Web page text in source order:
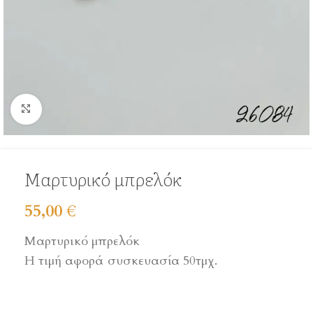
Click to enlarge
Mαρτυρικό μπρελόκ
55,00€
Mαρτυρικό μπρελόκ
Η τιμή αφορά συσκευασία 50τμχ.